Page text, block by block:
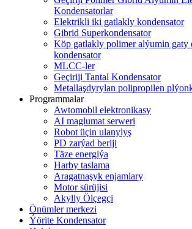
Kondensatorlar
Elektrikli iki gatlakly kondensator
Gibrid Superkondensator
Köp gatlakly polimer alýumin gaty
kondensator
MLCC-ler
Geçiriji Tantal Kondensator
Metallaşdyrylan polipropilen
Programmalar
Awtomobil elektronikasy
AI maglumat serweri
Robot üçin ulanylyş
PD zarýad beriji
Täze energiýa
Harby taslama
Aragatnaşyk enjamlary
Motor sürüjisi
Akylly Ölçegçi
Önümler merkezi
Ýörite Kondensator